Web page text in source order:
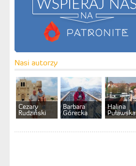
Nasi autorzy
Cezary
Rudziński
Barbara
Górecka
Halina
Puławska